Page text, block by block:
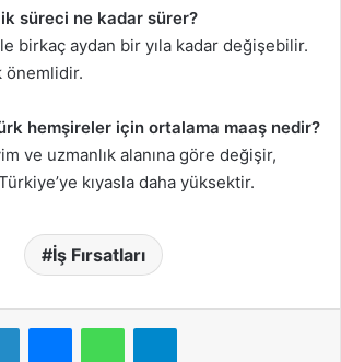
süreci ne kadar sürer?
birkaç aydan bir yıla kadar değişebilir.
önemlidir.
hemşireler için ortalama maaş nedir?
ve uzmanlık alanına göre değişir,
kıyasla daha yüksektir.
İş Fırsatları
LinkedInMessengerWhatsAppTelegram